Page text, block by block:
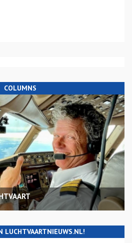
COLUMNS
LUCHTVAARTNIEUWS.NL!